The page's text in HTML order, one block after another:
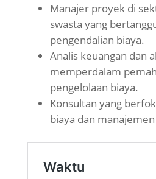
Manajer proyek di
swasta yang
pengendalian biaya.
Analis keuangan dan
memperdalam
pengelolaan biaya.
Konsultan yang
biaya dan